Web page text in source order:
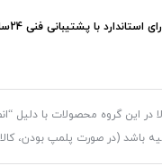
استاندارد با پشتیبانی فنی 24ساعته ارائه می شوند.
این گروه محصولات با دلیل
باشد (در صورت پلمپ بودن، کالا